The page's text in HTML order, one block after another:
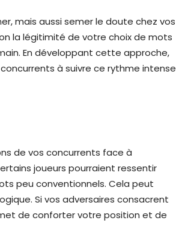
mais aussi semer le doute chez vos
la légitimité de votre choix de mots
En développant cette approche,
à suivre ce rythme intense
de vos concurrents face à
joueurs pourraient ressentir
peu conventionnels. Cela peut
Si vos adversaires consacrent
de conforter votre position et de